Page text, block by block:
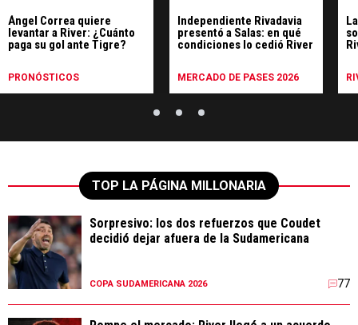
Ángel Correa quiere
levantar a River: ¿Cuánto
paga su gol ante Tigre?
PRONÓSTICOS
Independiente Rivadavia
presentó a Salas: en qué
condiciones lo cedió River
MERCADO DE PASES 2026
TOP LA PÁGINA MILLONARIA
Sorpresivo: los dos refuerzos que Coudet
decidió dejar afuera de la Sudamericana
COPA SUDAMERICANA 2026 77